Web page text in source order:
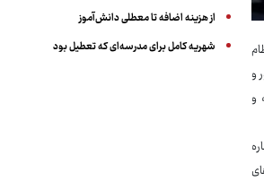
و
و
از گروه‌های
از هزینه اضافه تا معطلی دانش‌آموز
شهریه کامل برای مدرسه‌ای که تعطیل بود